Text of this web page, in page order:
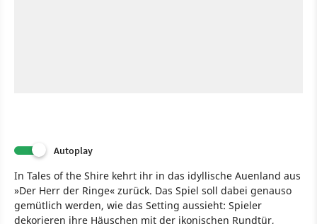
Autoplay
In Tales of the Shire kehrt ihr in das idyllische Auenland aus
»Der Herr der Ringe« zurück. Das Spiel soll dabei genauso
gemütlich werden, wie das Setting aussieht: Spieler
dekorieren ihre Häuschen mit der ikonischen Rundtür,